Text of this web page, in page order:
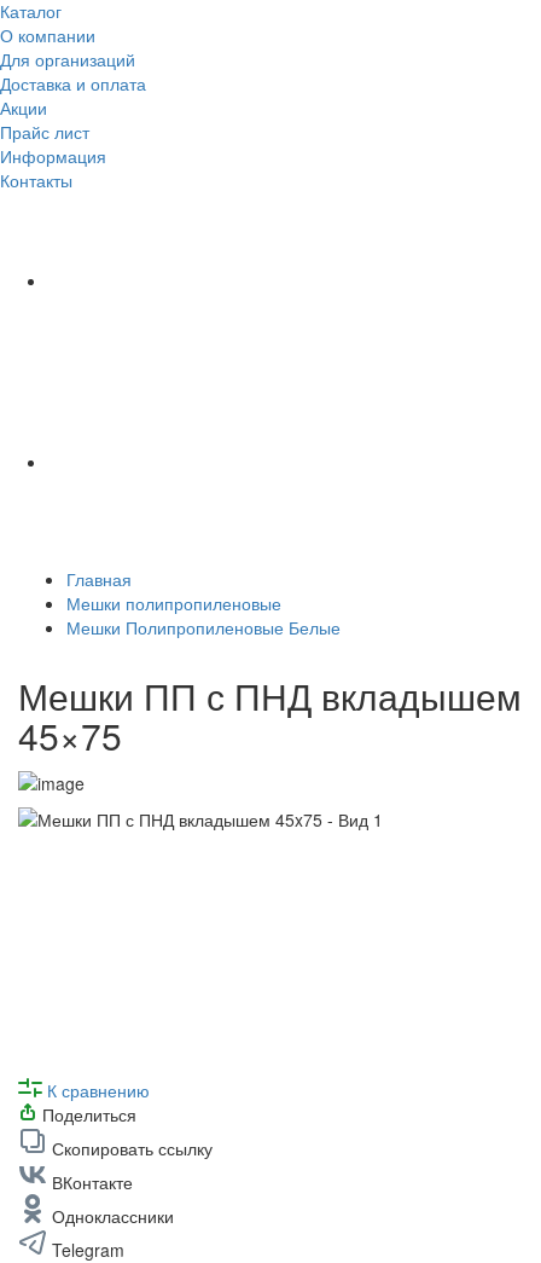
Каталог
О компании
Для организаций
Доставка и оплата
Акции
Прайс лист
Информация
Контакты
Главная
Мешки полипропиленовые
Мешки Полипропиленовые Белые
Мешки ПП с ПНД вкладышем
45×75
К сравнению
Поделиться
Скопировать ссылку
ВКонтакте
Одноклассники
Telegram